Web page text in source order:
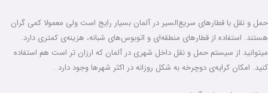
حمل و نقل با قطارهای سریع‌السیر در آلمان بسیار رایج است ولی معمولا کمی گران
هستند. استفاده از قطارهای منطقه‌ای و اتوبوس‌های شبانه، هزینه‌ی کمتری دارد.
میتوانید از سیستم حمل و نقل داخل شهری در آلمان که ارزان تر است هم استفاده
کنید. امکان کرایه‌ی دوچرخه‌ به شکل روزانه در اکثر شهرها وجود دارد .